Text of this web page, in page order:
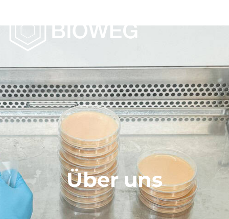
Über uns